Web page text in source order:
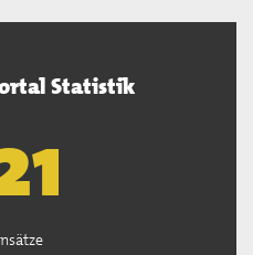
Statistik